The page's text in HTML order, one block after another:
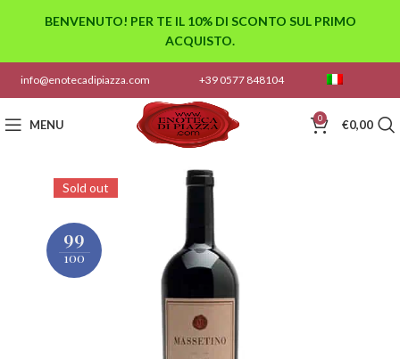
info@enotecadipiazza.com +39 0577 848104
MENU 0 €0,00
99
100
Sold out
BENVENUTO! PER TE IL 10% DI SCONTO SUL PRIMO
ACQUISTO.